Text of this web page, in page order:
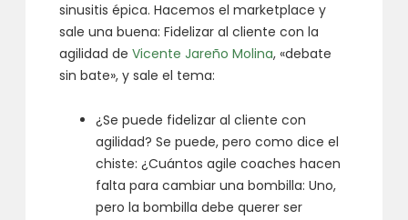
sinusitis épica. Hacemos el marketplace y
sale una buena: Fidelizar al cliente con la
agilidad deVicente Jareño Molina, «debate
sin bate», y sale el tema:
¿Se puede fidelizar al cliente con
agilidad? Se puede, pero como dice el
chiste: ¿Cuántos agile coaches hacen
falta para cambiar una bombilla: Uno,
pero la bombilla debe querer ser